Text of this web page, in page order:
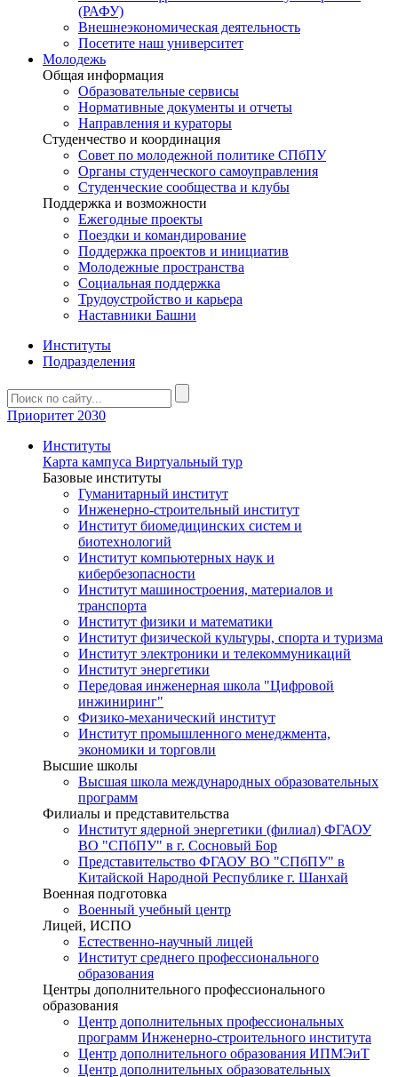
(РАФУ)
Внешнеэкономическая деятельность
Посетите наш университет
Молодежь
Общая информация
Образовательные сервисы
Нормативные документы и отчеты
Направления и кураторы
Студенчество и координация
Совет по молодежной политике СПбПУ
Органы студенческого самоуправления
Студенческие сообщества и клубы
Поддержка и возможности
Ежегодные проекты
Поездки и командирование
Поддержка проектов и инициатив
Молодежные пространства
Социальная поддержка
Трудоустройство и карьера
Наставники Башни
Институты
Подразделения
Приоритет 2030
Институты
Карта кампуса Виртуальный тур
Базовые институты
Гуманитарный институт
Инженерно-строительный институт
Институт биомедицинских систем и
биотехнологий
Институт компьютерных наук и
кибербезопасности
Институт машиностроения, материалов и
транспорта
Институт физики и математики
Институт физической культуры, спорта и туризма
Институт электроники и телекоммуникаций
Институт энергетики
Передовая инженерная школа "Цифровой
инжиниринг"
Физико-механический институт
Институт промышленного менеджмента,
экономики и торговли
Высшие школы
Высшая школа международных образовательных
программ
Филиалы и представительства
Институт ядерной энергетики (филиал) ФГАОУ
ВО "СПбПУ" в г. Сосновый Бор
Представительство ФГАОУ ВО "СПбПУ" в
Китайской Народной Республике г. Шанхай
Военная подготовка
Военный учебный центр
Лицей, ИСПО
Естественно-научный лицей
Институт среднего профессионального
образования
Центры дополнительного профессионального
образования
Центр дополнительных профессиональных
программ Инженерно-строительного института
Центр дополнительного образования ИПМЭиТ
Центр дополнительных образовательных